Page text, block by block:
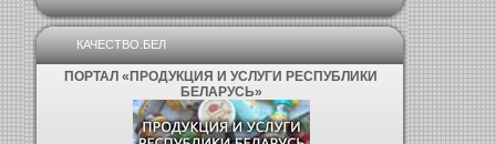
КАЧЕСТВО.БЕЛ
ПОРТАЛ «ПРОДУКЦИЯ И УСЛУГИ РЕСПУБЛИКИ
БЕЛАРУСЬ»